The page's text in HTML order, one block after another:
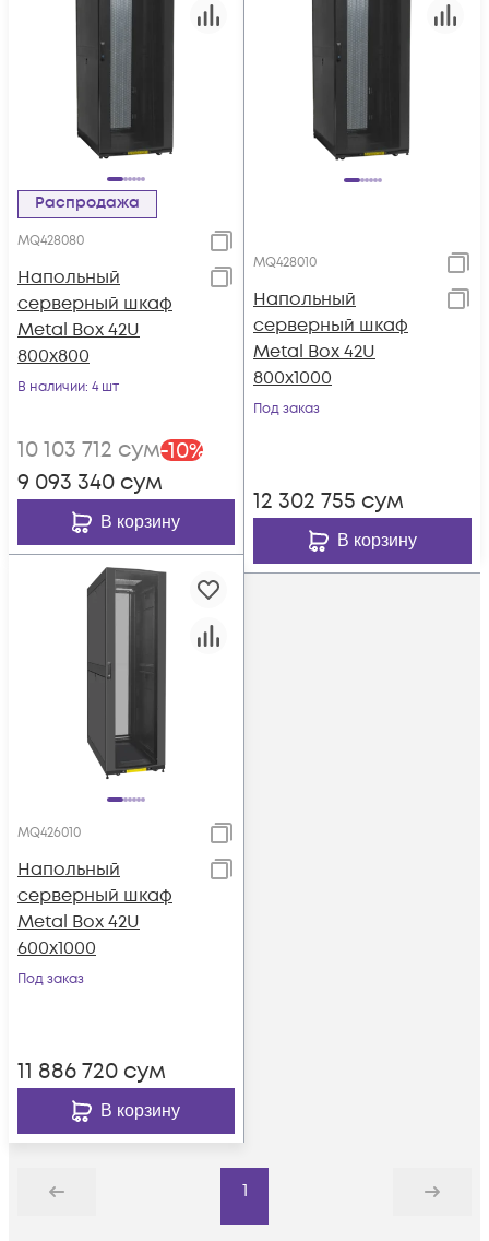
Распродажа
MQ428080
Напольный
серверный шкаф
Metal Box 42U
800х800
В наличии: 4 шт
10 103 712 сум-10%
9 093 340 сум
В корзину
MQ428010
Напольный
серверный шкаф
Metal Box 42U
800х1000
Под заказ
12 302 755 сум
В корзину
MQ426010
Напольный
серверный шкаф
Metal Box 42U
600х1000
Под заказ
11 886 720 сум
В корзину
Назад
1
Дальше